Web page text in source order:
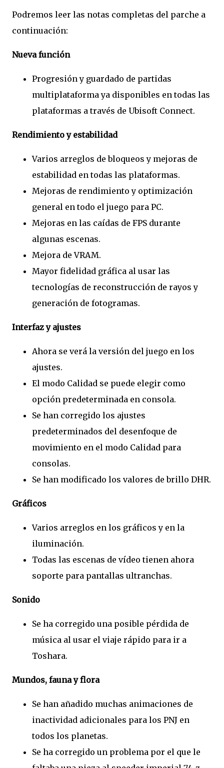
Podremos leer las notas completas del parche a
continuación:
Nueva función
Progresión y guardado de partidas
multiplataforma ya disponibles en todas las
plataformas a través de Ubisoft Connect.
Rendimiento y estabilidad
Varios arreglos de bloqueos y mejoras de
estabilidad en todas las plataformas.
Mejoras de rendimiento y optimización
general en todo el juego para PC.
Mejoras en las caídas de FPS durante
algunas escenas.
Mejora de VRAM.
Mayor fidelidad gráfica al usar las
tecnologías de reconstrucción de rayos y
generación de fotogramas.
Interfaz y ajustes
Ahora se verá la versión del juego en los
ajustes.
El modo Calidad se puede elegir como
opción predeterminada en consola.
Se han corregido los ajustes
predeterminados del desenfoque de
movimiento en el modo Calidad para
consolas.
Se han modificado los valores de brillo DHR.
Gráficos
Varios arreglos en los gráficos y en la
iluminación.
Todas las escenas de vídeo tienen ahora
soporte para pantallas ultranchas.
Sonido
Se ha corregido una posible pérdida de
música al usar el viaje rápido para ir a
Toshara.
Mundos, fauna y flora
Se han añadido muchas animaciones de
inactividad adicionales para los PNJ en
todos los planetas.
Se ha corregido un problema por el que le